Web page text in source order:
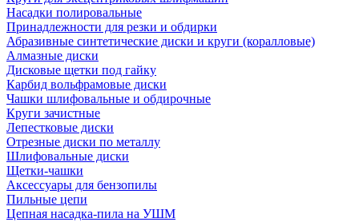
Насадки полировальные
Принадлежности для резки и обдирки
Абразивные синтетические диски и круги (коралловые)
Алмазные диски
Дисковые щетки под гайку
Карбид вольфрамовые диски
Чашки шлифовальные и обдирочные
Круги зачистные
Лепестковые диски
Отрезные диски по металлу
Шлифовальные диски
Щетки-чашки
Аксессуары для бензопилы
Пильные цепи
Цепная насадка-пила на УШМ